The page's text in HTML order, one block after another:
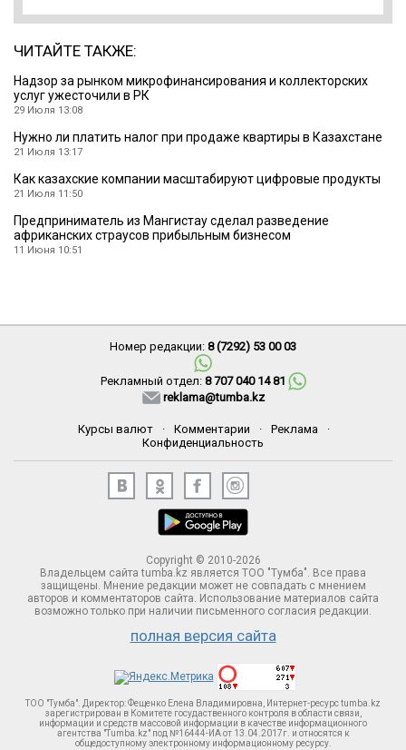
ЧИТАЙТЕ ТАКЖЕ:
Надзор за рынком микрофинансирования и коллекторских
услуг ужесточили в РК
29 Июля 13:08
Нужно ли платить налог при продаже квартиры в Казахстане
21 Июля 13:17
Как казахские компании масштабируют цифровые продукты
21 Июля 11:50
Предприниматель из Мангистау сделал разведение
африканских страусов прибыльным бизнесом
11 Июня 10:51
Номер редакции: 8 (7292) 53 00 03
Рекламный отдел: 8 707 040 14 81
reklama@tumba.kz
Курсы валют · Комментарии · Реклама
·
Конфиденциальность
Copyright © 2010-2026
Владельцем сайта tumba.kz является ТОО "Тумба". Все права
защищены. Мнение редакции может не совпадать с мнением
авторов и комментаторов сайта. Использование материалов сайта
возможно только при наличии письменного согласия редакции.
полная версия сайта
ТОО "Тумба". Директор: Фещенко Елена Владимировна, Интернет-ресурс tumba.kz
зарегистрирован в Комитете госудаственного контроля в области связи,
информации и средств массовой информации в качестве информационного
агентства "Tumba.kz" под №16444-ИА от 13.04.2017г. и относятся к
общедоступному электронному информационному ресурсу.